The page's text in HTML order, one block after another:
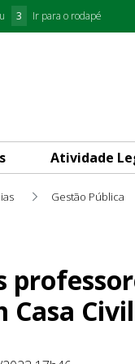
3 Ir para o rodapé
Atividade
Gestão Pública
Casa Civil